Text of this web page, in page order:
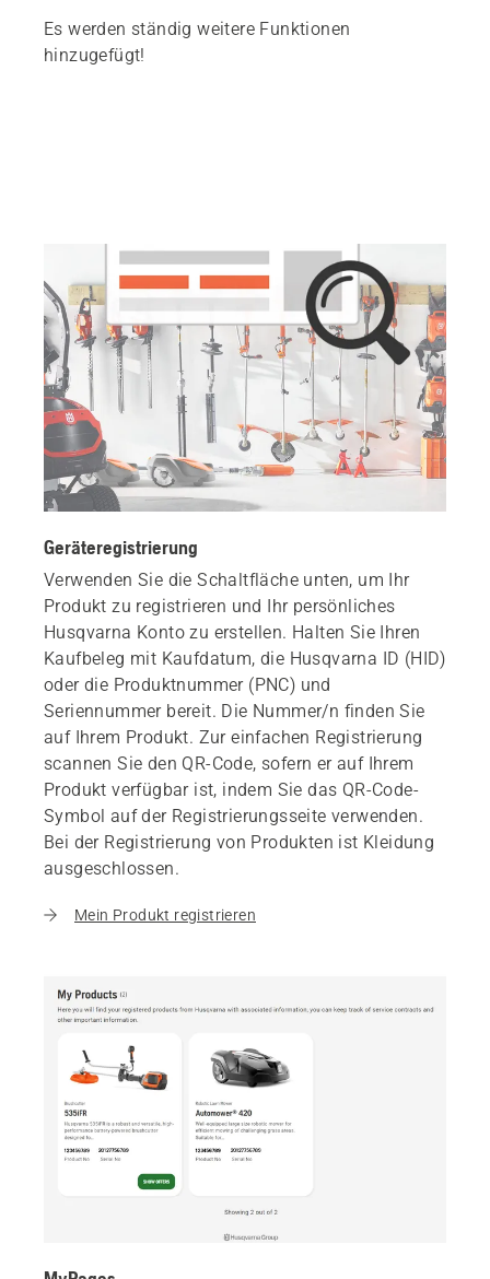
Es werden ständig weitere Funktionen
hinzugefügt!
Geräteregistrierung
Verwenden Sie die Schaltfläche unten, um Ihr
Produkt zu registrieren und Ihr persönliches
Husqvarna Konto zu erstellen. Halten Sie Ihren
Kaufbeleg mit Kaufdatum, die Husqvarna ID (HID)
oder die Produktnummer (PNC) und
Seriennummer bereit. Die Nummer/n finden Sie
auf Ihrem Produkt. Zur einfachen Registrierung
scannen Sie den QR-Code, sofern er auf Ihrem
Produkt verfügbar ist, indem Sie das QR-Code-
Symbol auf der Registrierungsseite verwenden.
Bei der Registrierung von Produkten ist Kleidung
ausgeschlossen.
Mein Produkt registrieren